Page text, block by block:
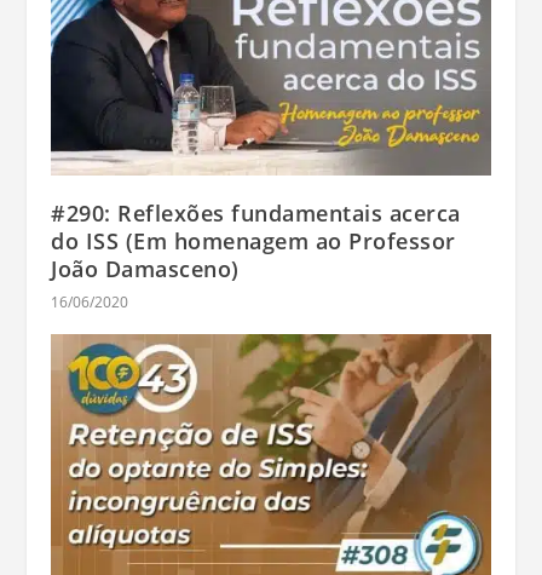
#290: Reflexões fundamentais acerca
do ISS (Em homenagem ao Professor
João Damasceno)
16/06/2020